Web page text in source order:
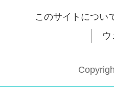
このサイトについ
ウ